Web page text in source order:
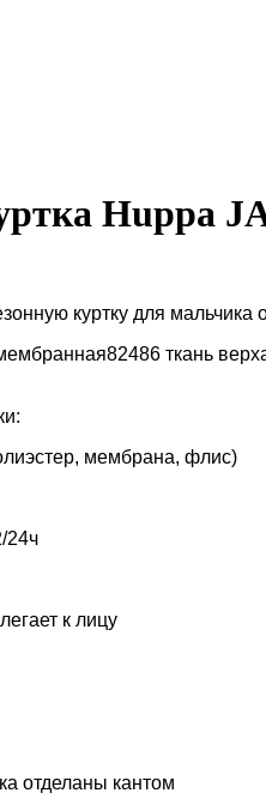
Huppa
куртку для мальчика
ткань
мембрана, флис)
24ч
к лицу
отделаны кантом